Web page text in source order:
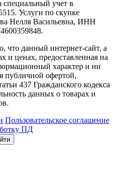
специальный учет в
Услуги по скупке
Нелля Васильевна, ИНН
что данный интернет-сайт, а
и ценах, предоставленная на
характер и ни
публичной офертой,
437 Гражданского кодекса
данных о товарах и
Пользовательское соглашение
ПД